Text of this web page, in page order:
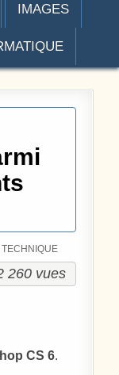
IMAGES
POSTÉ DANS
TECHNIQUE
260 vues
CS 6.